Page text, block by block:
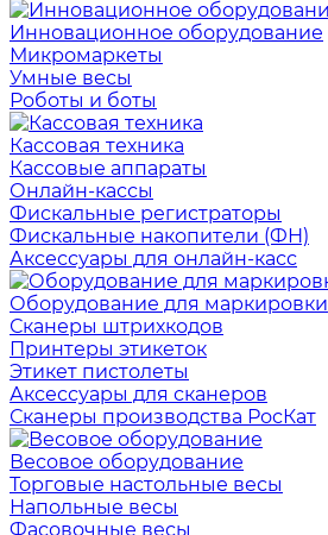
Инновационное оборудование
Микромаркеты
Умные весы
Роботы и боты
Кассовая техника
Кассовые аппараты
Онлайн-кассы
Фискальные регистраторы
Фискальные накопители (ФН)
Аксессуары для онлайн-касс
Оборудование для маркировки
Сканеры штрихкодов
Принтеры этикеток
Этикет пистолеты
Аксессуары для сканеров
Сканеры производства РосКат
Весовое оборудование
Торговые настольные весы
Напольные весы
Фасовочные весы